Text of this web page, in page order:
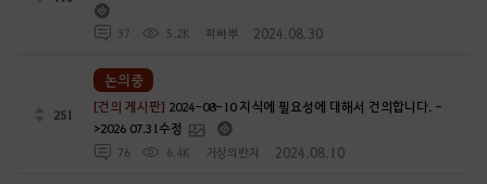
37 5.2K 피빠뿌 2024.08.30
251
[건의 게시판] 2024-08-10 지식에 필요성에 대해서 건의합니다. -
>2026 07.31수정
76 6.4K 거상의반지 2024.08.10
논의중